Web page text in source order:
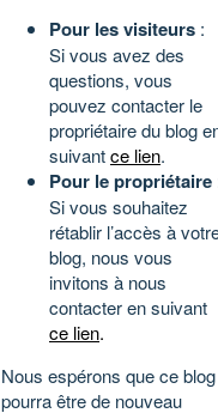
Pour les visiteurs :
Si vous avez des
questions, vous
pouvez contacter le
propriétaire du blog
suivantce lien.
Pour le propriétaire
Si vous souhaitez
rétablir l’accès à
blog, nous vous
invitons à nous
contacter en suivant
ce lien.
Nous espérons que ce blog
pourra être de nouveau